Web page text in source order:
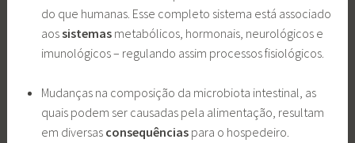
do que humanas. Esse completo sistema está associado
aossistemasmetabólicos, hormonais, neurológicos e
imunológicos – regulando assim processos fisiológicos.
Mudanças na composição da microbiota intestinal, as
quais podem ser causadas pela alimentação, resultam
em diversas consequênciaspara o hospedeiro.